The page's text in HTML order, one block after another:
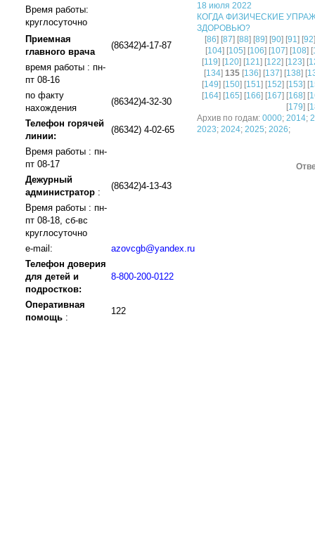
Время работы:
круглосуточно
Приемная
главного врача
(86342)4-17-87
время работы : пн-
пт 08-16
по факту
нахождения
(86342)4-32-30
Телефон горячей
линии:
(86342) 4-02-65
Время работы : пн-
пт 08-17
Дежурный
администратор :
(86342)4-13-43
Время работы : пн-
пт 08-18, сб-вс
круглосуточно
e-mail:
azovcgb@yandex.ru
Телефон доверия
для детей и
подростков:
8-800-200-0122
Оперативная
помощь :
122
18 июля 2022
КОГДА ФИЗИЧЕСКИЕ
ЗДОРОВЬЮ?
[86] [87] [88] [89] [90] [91] [92
[104] [105] [106] [107] [108] [
[119] [120] [121] [122] [123] [
[134] 135[136] [137] [138] [
[149] [150] [151] [152] [153] [
[164] [165] [166] [167] [168] [
[179] [
Архив по годам: 0000; 2014;
2023; 2024; 2025; 2026;